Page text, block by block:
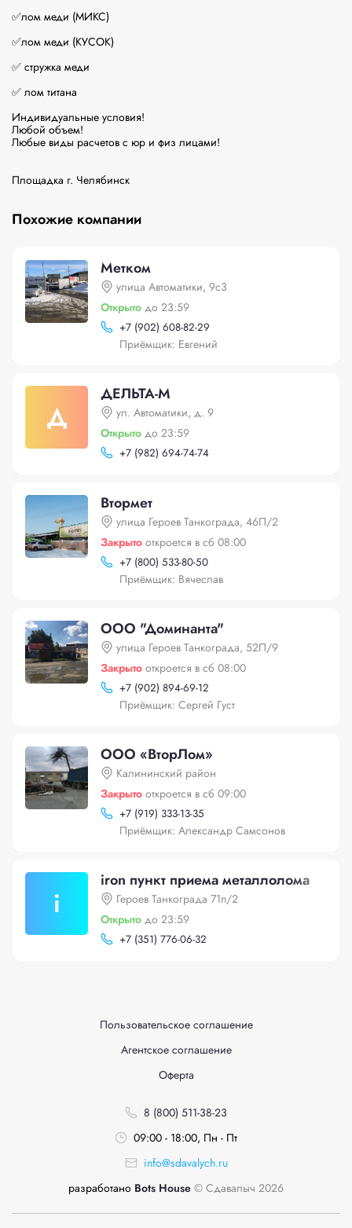
✅лом меди (МИКС)
✅лом меди (КУСОК)
✅ стружка меди
✅ лом титана
Индивидуальные условия!
Любой объем!
Любые виды расчетов с юр и физ лицами!
Похожие компании
Метком
улица Автоматики, 9с3
Открыто до 23:59
+7 (902) 608-82-29
Приёмщик: Евгений
Д
ДЕЛЬТА-М
ул. Автоматики, д. 9
Открыто до 23:59
+7 (982) 694-74-74
Втормет
улица Героев Танкограда, 46П/2
Закрыто откроется в сб 08:00
+7 (800) 533-80-50
Приёмщик: Вячеслав
ООО "Доминанта"
улица Героев Танкограда, 52П/9
Закрыто откроется в сб 08:00
+7 (902) 894-69-12
Приёмщик: Сергей Густ
ООО «ВторЛом»
Калининский район
Закрыто откроется в сб 09:00
+7 (919) 333-13-35
Приёмщик: Александр Самсонов
i
iron пункт приема металлолома
Героев Танкограда 71п/2
Открыто до 23:59
+7 (351) 776-06-32
Пользовательское соглашение
Агентское соглашение
Оферта
8 (800) 511-38-23
09:00 - 18:00, Пн - Пт
info@sdavalych.ru
разработано Bots House © Сдавалыч 2026